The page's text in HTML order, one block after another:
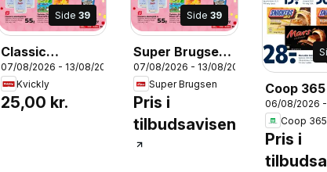
Side 39
Classic
SOLBÆR ISPI,
IND, 3 stk. 300
ml
07/08/2026 - 13/08/2026
Kvickly
25,00 kr.
Side39
Super Brugsen -
Tilbudsavis uge
32
07/08/2026 - 13/08/2026
Super Brugsen
Pris i
tilbudsavisen
Coop
32
06/08/2026 -
Coop 365
Pris i